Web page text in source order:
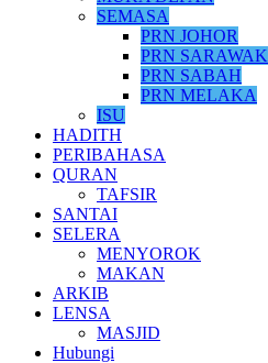
SEMASA
PRN JOHOR
PRN SARAWAK
PRN SABAH
PRN MELAKA
ISU
HADITH
PERIBAHASA
QURAN
TAFSIR
SANTAI
SELERA
MENYOROK
MAKAN
ARKIB
LENSA
MASJID
Hubungi